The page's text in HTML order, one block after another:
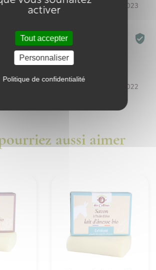
activer
Tout accepter
Personnaliser
Politique de confidentialité
Par Virginie T. le 27/04/2023

Par SYLVAIN R. le 28/10/2022
aussi aimer